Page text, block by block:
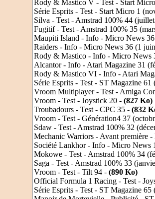
Rody & Mastico V - Test - Start
Série Esprits - Test - Start Micro 1
Silva - Test - Amstrad 100% 44
Fugitif - Test - Amstrad 100% 35
Maupiti Island - Info - Micro News
Raiders - Info - Micro News 36 (1
Rody & Mastico - Info - Micro News
Alcantor - Info - Atari Magazine 31
Rody & Mastico VI - Info - Atari
Série Esprits - Test - ST Magazine
Vroom Multiplayer - Test - Amiga
Vroom - Test - Joystick 20 - (827 Ko)
Troubadours - Test - CPC 35 - (832
Vroom - Test - Génération4 37
Sdaw - Test - Amstrad 100% 32
Mechanic Warriors - Avant première
Société Lankhor - Info - Micro News
Mokowe - Test - Amstrad 100% 34
Saga - Test - Amstrad 100% 33
Vroom - Test - Tilt 94 - (890 Ko)
Official Formula 1 Racing - Test -
Série Esprits - Test - ST Magazine